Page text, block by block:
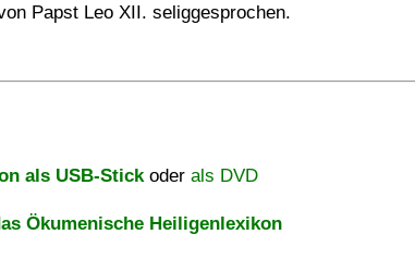
Papst Leo XII. seliggesprochen.
als USB-Stickoder als DVD
Ökumenische Heiligenlexikon